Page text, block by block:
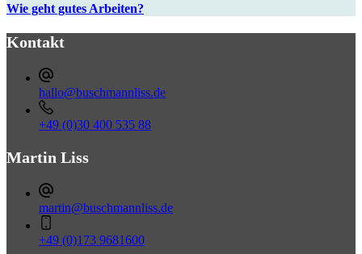
Wie geht gutes Arbeiten?
Kontakt
hallo@buschmannliss.de
+49 (0)30 400 535 88‬‬‬‬
Martin Liss
martin@buschmannliss.de
+49 (0)173 9681600‬‬‬